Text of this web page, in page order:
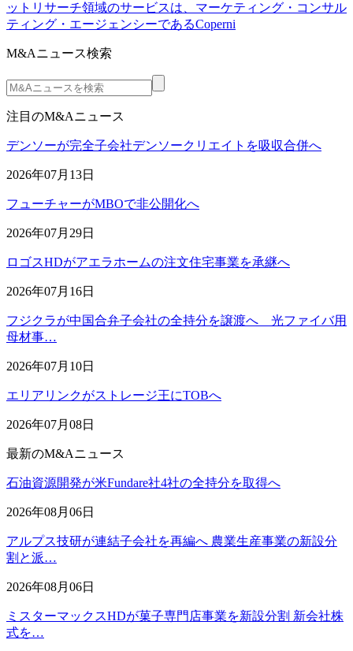
ットリサーチ領域のサービスは、マーケティング・コンサル
ティング・エージェンシーであるCoperni
M&Aニュース検索
注目のM&Aニュース
デンソーが完全子会社デンソークリエイトを吸収合併へ
2026年07月13日
フューチャーがMBOで非公開化へ
2026年07月29日
ロゴスHDがアエラホームの注文住宅事業を承継へ
2026年07月16日
フジクラが中国合弁子会社の全持分を譲渡へ 光ファイバ用
母材事…
2026年07月10日
エリアリンクがストレージ王にTOBへ
2026年07月08日
最新のM&Aニュース
石油資源開発が米Fundare社4社の全持分を取得へ
2026年08月06日
アルプス技研が連結子会社を再編へ 農業生産事業の新設分
割と派…
2026年08月06日
ミスターマックスHDが菓子専門店事業を新設分割 新会社株
式を…